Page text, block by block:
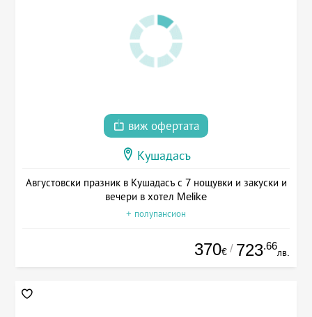
виж офертата
Кушадасъ
Августовски празник в Кушадасъ с 7 нощувки и закуски и
вечери в хотел Melike
+ полупансион
370€ / 723.66
лв.